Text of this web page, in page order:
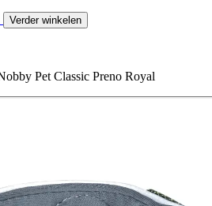
Verder winkelen
Pet Classic Preno Royal